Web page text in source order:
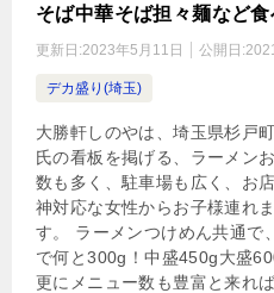
そば中華そば担々麺など
更新日:2023年5月11日 公開日:
デカ盛り(埼玉)
大勝軒しのやは、埼玉県杉戸
氏の看板を掲げる、ラーメン
数も多く、駐車場も広く、お
神対応な女性からお子様連れ
す。 ラーメンつけめん共通で
で何と300g！中盛450g大盛
更にメニュー数も豊富と来れ